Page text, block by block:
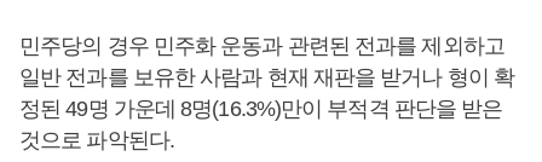
민주당의 경우 민주화 운동과 관련된 전과를 제외하고
일반 전과를 보유한 사람과 현재 재판을 받거나 형이 확
정된 49명 가운데 8명(16.3%)만이 부적격 판단을 받은
것으로 파악된다.